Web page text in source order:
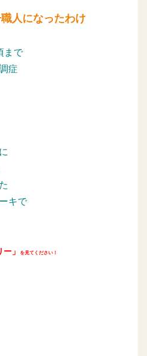
人になったわけ
まで
症
キで
」 を見てください！